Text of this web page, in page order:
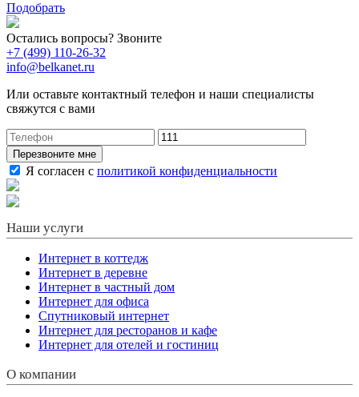
Подобрать
Остались вопросы? Звоните
+7 (499) 110-26-32
info@belkanet.ru
Или оставьте контактный телефон и наши специалисты
свяжутся с вами
Перезвоните мне
Я согласен с политикой конфиденциальности
Наши услуги
Интернет в коттедж
Интернет в деревне
Интернет в частный дом
Интернет для офиса
Спутниковый интернет
Интернет для ресторанов и кафе
Интернет для отелей и гостиниц
О компании